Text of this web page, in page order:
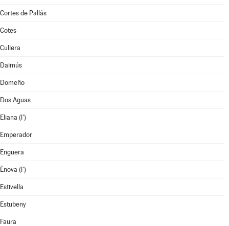
Cortes de Pallás
Cotes
Cullera
Daimús
Domeño
Dos Aguas
Eliana (l')
Emperador
Enguera
Ènova (l')
Estivella
Estubeny
Faura